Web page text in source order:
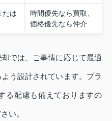
たは
時間優先なら買取、
価格優先なら仲介
では、ご事情に応じて最適
う設計されています。プラ
る配慮も備えておりますの
い。